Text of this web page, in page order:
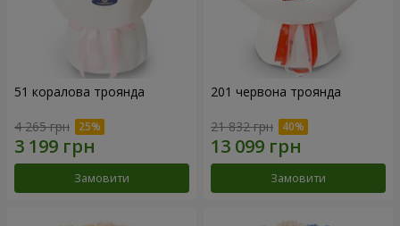
51 коралова троянда
4 265 грн
Замовити
201 червона троянда
21 832 грн
Замовити